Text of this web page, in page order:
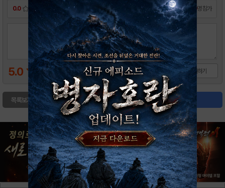
0.0 명 참가
5.0 평가하기
목록보기 글쓰기